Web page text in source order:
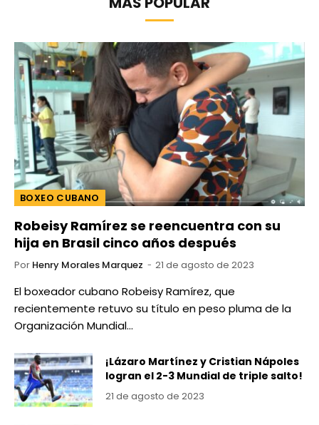
BOXEO CUBANO
Robeisy Ramírez se reencuentra con su
hija en Brasil cinco años después
Por Henry Morales Marquez 21 de agosto de 2023
El boxeador cubano Robeisy Ramírez, que
recientemente retuvo su título en peso pluma de la
Organización Mundial…
¡Lázaro Martínez y Cristian Nápoles
logran el 2-3 Mundial de triple salto!
21 de agosto de 2023